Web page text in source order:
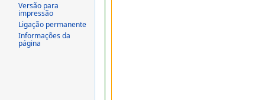
Versão para
impressão
Ligação permanente
Informações da
página